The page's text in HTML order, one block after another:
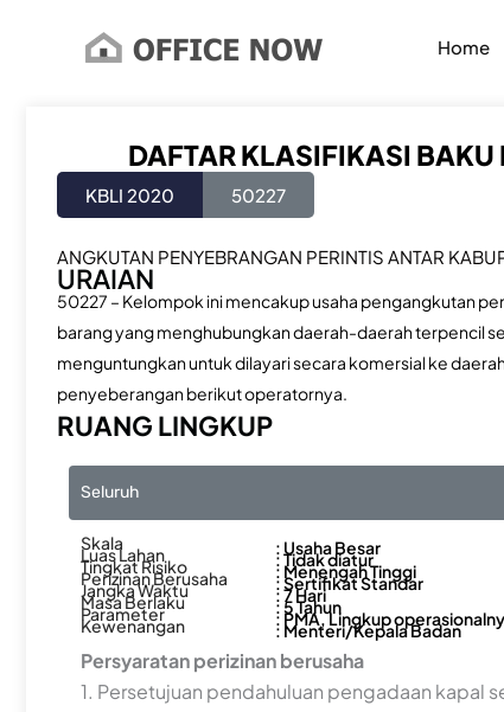
Home
DAFTAR KLASIFIKASI
KBLI 2020 50227
ANGKUTAN PENYEBRANGAN PERINTIS ANTAR
URAIAN
50227 – Kelompok ini mencakup usaha pengangkutan
barang yang menghubungkan daerah-daerah terpencil
menguntungkan untuk dilayari secara komersial ke
penyeberangan berikut operatornya.
RUANG LINGKUP
Seluruh
Skala : Usaha Besar
Luas Lahan : Tidak diatur
Tingkat Risiko : Menengah Tinggi
Perizinan Berusaha : Sertifikat Standar
Jangka Waktu : 7 Hari
Masa Berlaku : 5 Tahun
Parameter : PMA, Lingkup
Kewenangan : Menteri/Kepala Badan
Persyaratan perizinan berusaha
1. Persetujuan pendahuluan pengadaan kapal